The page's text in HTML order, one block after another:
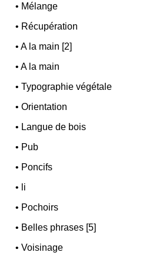
• Mélange
• Récupération
•A la main [2]
•A la main
•Typographie végétale
•Orientation
• Langue de bois
• Pub
• Poncifs
• li
• Pochoirs
• Belles phrases [5]
•Voisinage